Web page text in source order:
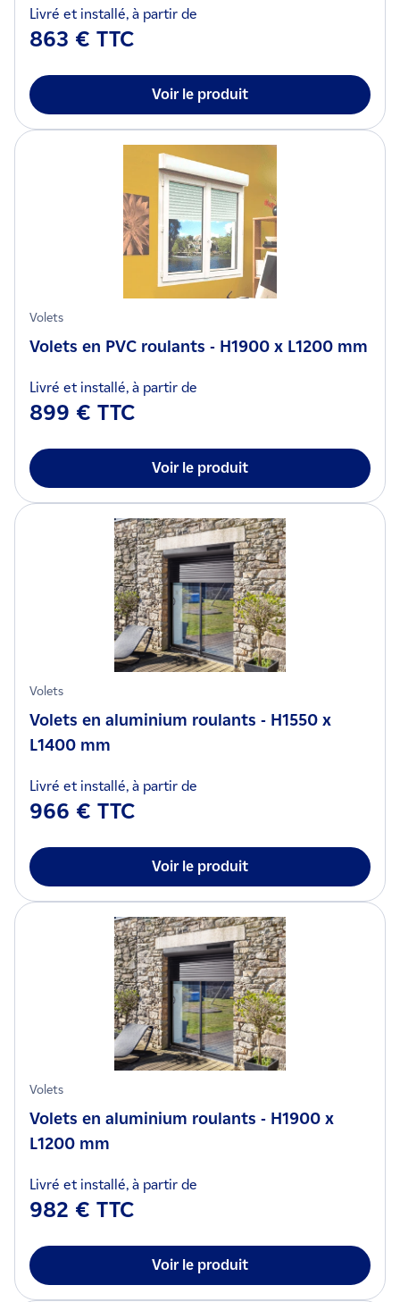
Livré et installé, à partir de
863 € TTC
Voir le produit
Volets
Volets en PVC roulants - H1900 x L1200 mm
Livré et installé, à partir de
899 € TTC
Voir le produit
Volets
Volets en aluminium roulants - H1550 x
L1400 mm
Livré et installé, à partir de
966 € TTC
Voir le produit
Volets
Volets en aluminium roulants - H1900 x
L1200 mm
Livré et installé, à partir de
982 € TTC
Voir le produit